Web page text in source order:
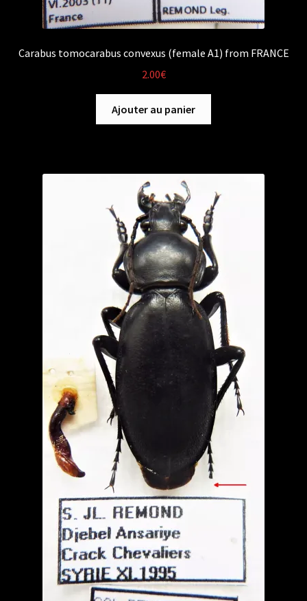
Carabus tomocarabus convexus (female A1) from FRANCE
2.00€
Ajouter au panier